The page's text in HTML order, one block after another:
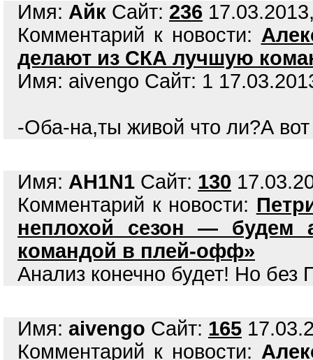
Имя: Айк Сайт: 236
Комментарий к новости:
делают из СКА лучшую
Имя: aivengo Сайт: 1
-Оба-на,ты живой что ли?А
Имя: AH1N1 Сайт: 130
Комментарий к новости:
неплохой сезон — будем
командой в плей-офф»
Анализ конечно будет! Но без
Имя: aivengo Сайт: 165
Комментарий к новости: